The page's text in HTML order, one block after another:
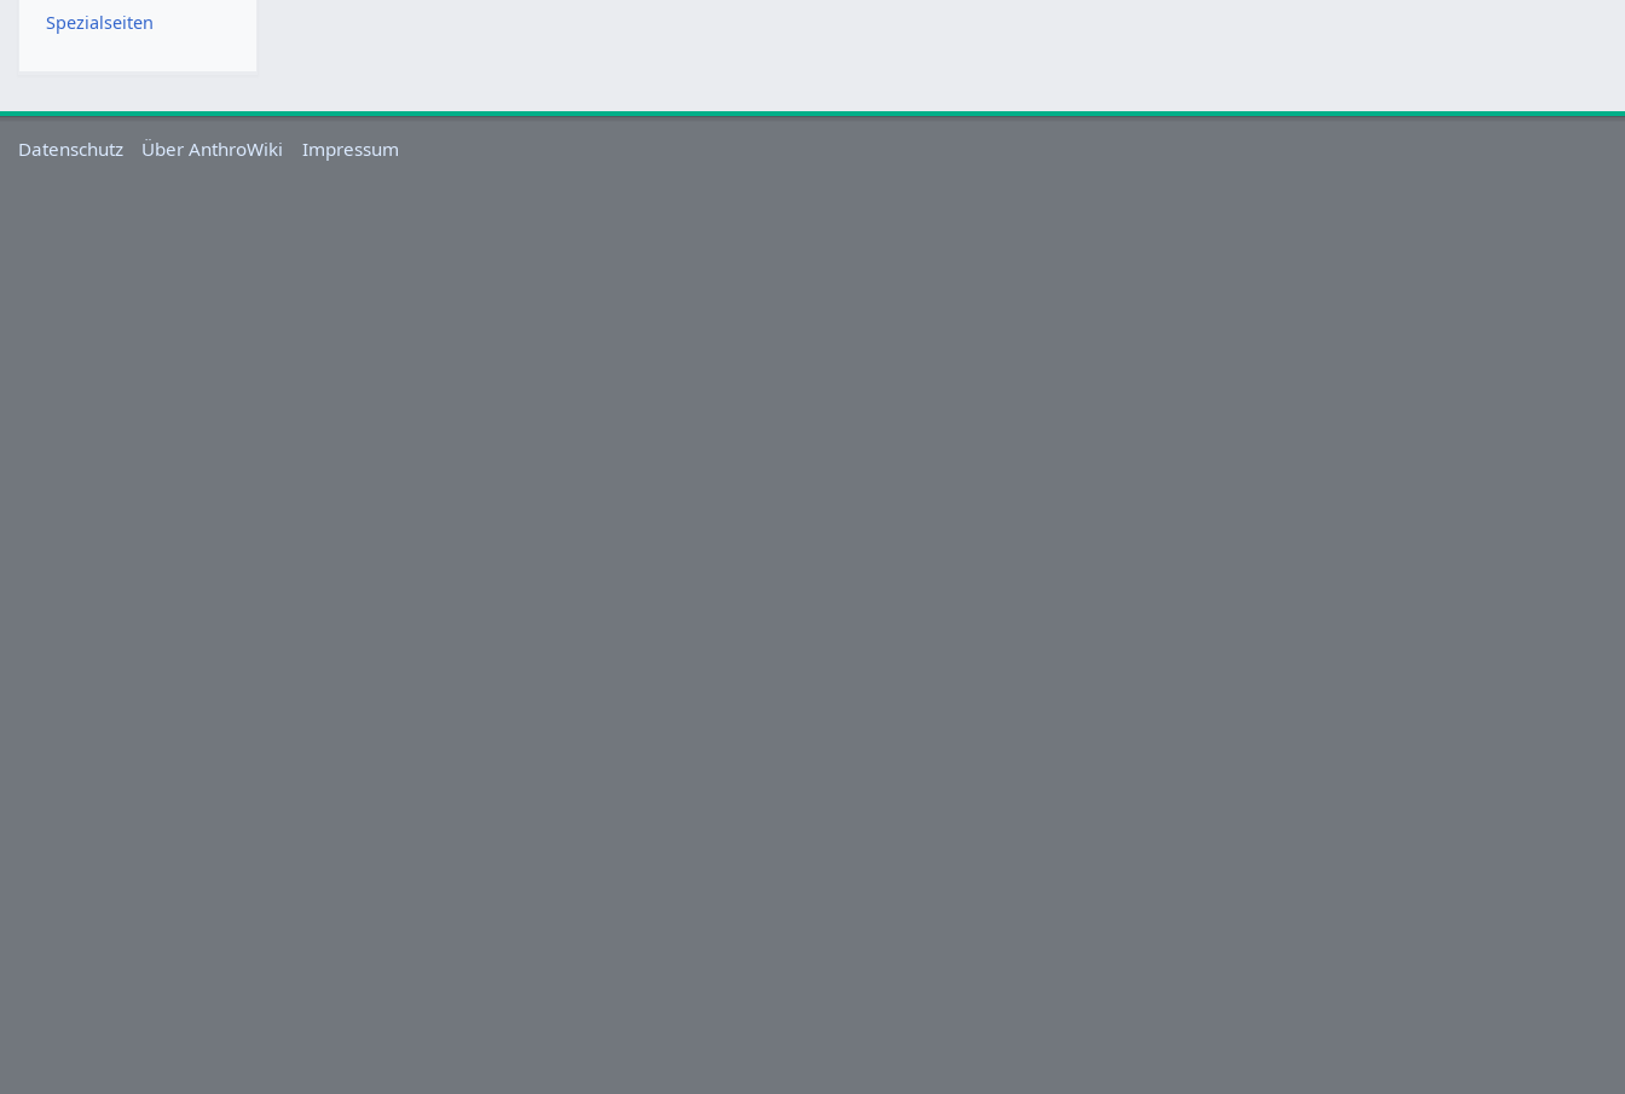
Spezialseiten
Datenschutz Über AnthroWiki Impressum